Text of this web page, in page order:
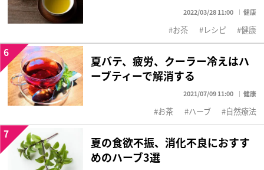
2022/03/28 11:00 健康
お茶 レシピ 健康
夏バテ、疲労、クーラー冷えはハ
ーブティーで解消する
2021/07/09 11:00 健康
6
お茶 ハーブ 自然療法
夏の食欲不振、消化不良におすす
めのハーブ3選
7